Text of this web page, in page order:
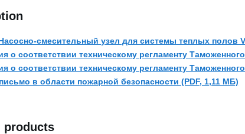
смесительный узел для системы теплых полов
о соответствии техническому регламенту
о соответствии техническому регламенту
в области пожарной безопасности (PDF, 1,11 МБ)
products